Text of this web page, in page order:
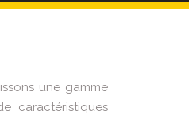
une gamme
caractéristiques